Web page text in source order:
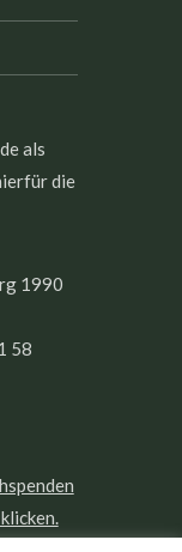
als
die
1990
58